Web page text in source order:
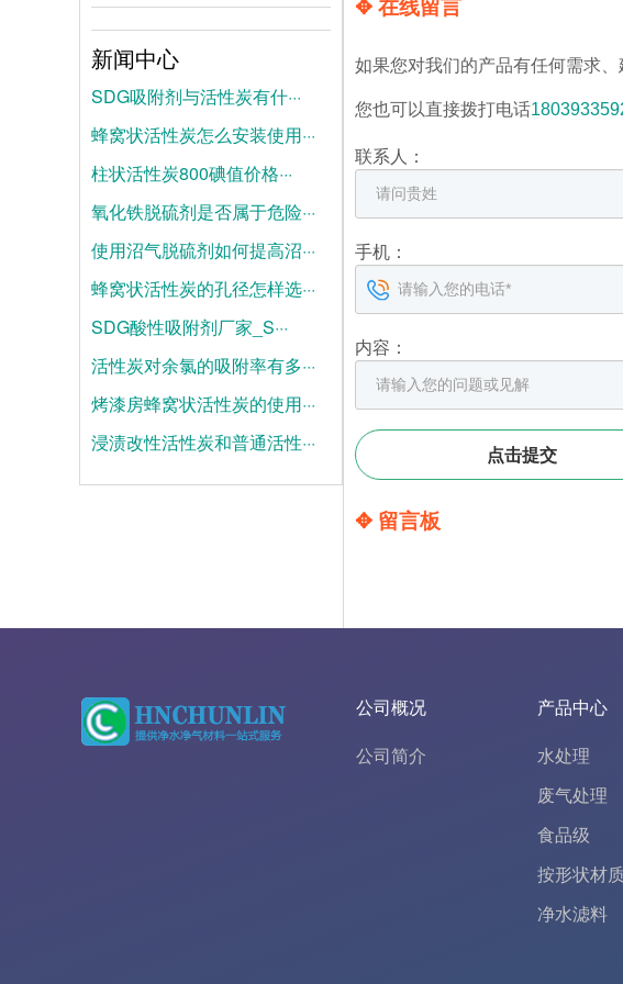
✥ 在线留言
如果您对我们的产品有任何需求
您也可以直接拨打电话
联系人：
手机：
内容：
✥ 留言板
新闻中心
SDG吸附剂与活性炭有什···
2026-08-04
蜂窝状活性炭怎么安装使用···
2026-07-28
柱状活性炭800碘值价格···
2026-07-21
氧化铁脱硫剂是否属于危险···
2025-06-19
使用沼气脱硫剂如何提高沼···
2025-06-12
蜂窝状活性炭的孔径怎样选···
2025-06-05
SDG酸性吸附剂厂家_S···
2025-05-28
活性炭对余氯的吸附率有多···
2025-05-21
烤漆房蜂窝状活性炭的使用···
2025-05-14
浸渍改性活性炭和普通活性···
2025-05-07
公司概况
公司简介
产品中心
水处理
废气处理
食品级
按形状材
净水滤料